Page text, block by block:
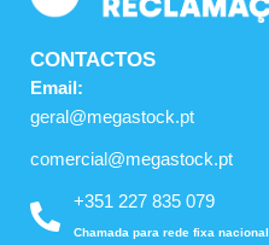
CONTACTOS
Email:
geral@megastock.pt
comercial@megastock.pt
+351 227 835 079
Chamada para rede fixa nacional